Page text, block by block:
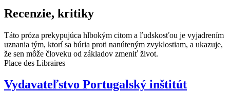
Recenzie, kritiky
Táto próza prekypujúca hlbokým citom a ľudskosťou je vyjadrením
uznania tým, ktorí sa búria proti nanúteným zvyklostiam, a ukazuje,
že sen môže človeku od základov zmeniť život.
Place des Libraires
Vydavateľstvo Portugalský inštitút